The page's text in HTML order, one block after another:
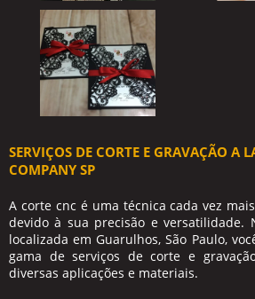
SERVIÇOS DE CORTE E GRAVAÇÃO A
COMPANY SP
A corte cnc é uma técnica cada vez
devido à sua precisão e versatilidade.
localizada em Guarulhos, São Paulo,
gama de serviços de corte e
diversas aplicações e materiais.